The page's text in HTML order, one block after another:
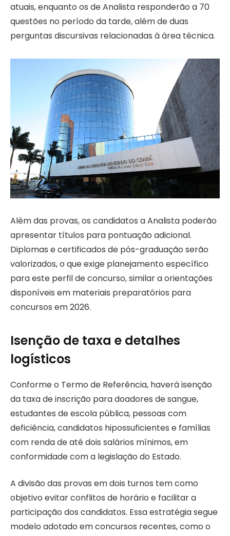
atuais, enquanto os de Analista responderão a 70
questões no período da tarde, além de duas
perguntas discursivas relacionadas à área técnica.
Além das provas, os candidatos a Analista poderão
apresentar títulos para pontuação adicional.
Diplomas e certificados de pós-graduação serão
valorizados, o que exige planejamento específico
para este perfil de concurso, similar a orientações
disponíveis em materiais preparatórios para
concursos em 2026.
Isenção de taxa e detalhes
logísticos
Conforme o Termo de Referência, haverá isenção
da taxa de inscrição para doadores de sangue,
estudantes de escola pública, pessoas com
deficiência, candidatos hipossuficientes e famílias
com renda de até dois salários mínimos, em
conformidade com a legislação do Estado.
A divisão das provas em dois turnos tem como
objetivo evitar conflitos de horário e facilitar a
participação dos candidatos. Essa estratégia segue
modelo adotado em concursos recentes, como o